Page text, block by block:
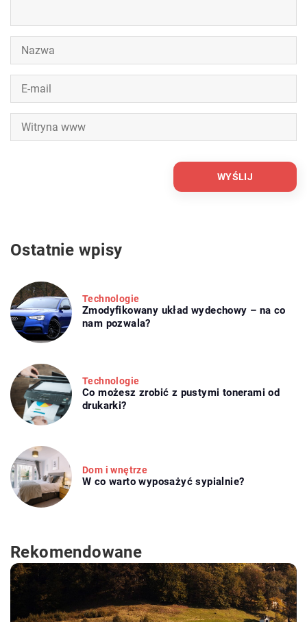
Ostatnie wpisy
Technologie
Zmodyfikowany układ wydechowy – na co
nam pozwala?
Technologie
Co możesz zrobić z pustymi tonerami od
drukarki?
Dom i wnętrze
W co warto wyposażyć sypialnie?
Rekomendowane